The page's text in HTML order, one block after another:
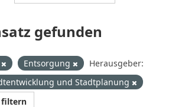
gefunden
Entsorgung
Herausgeber:
und Stadtplanung
filtern